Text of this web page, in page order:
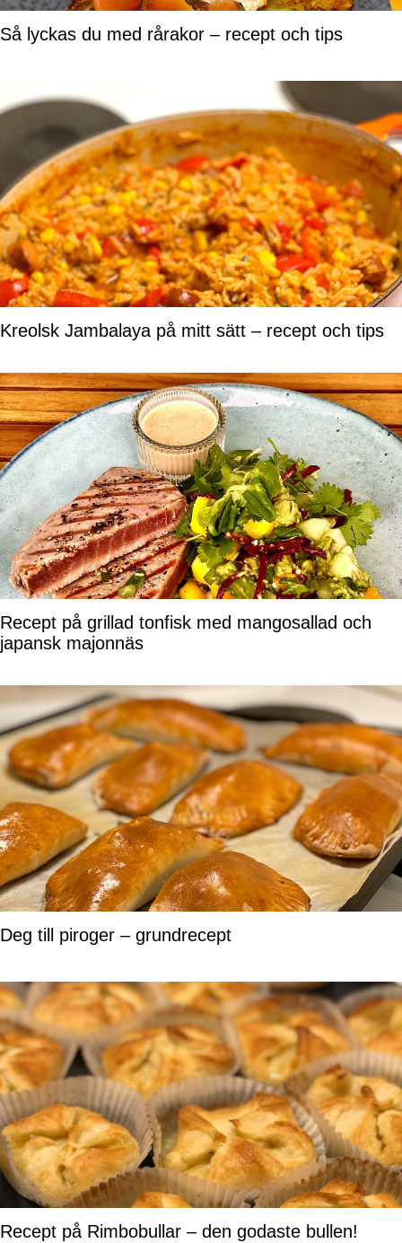
Så lyckas du med rårakor – recept och tips
Kreolsk Jambalaya på mitt sätt – recept och tips
Recept på grillad tonfisk med mangosallad och
japansk majonnäs
Deg till piroger – grundrecept
Recept på Rimbobullar – den godaste bullen!